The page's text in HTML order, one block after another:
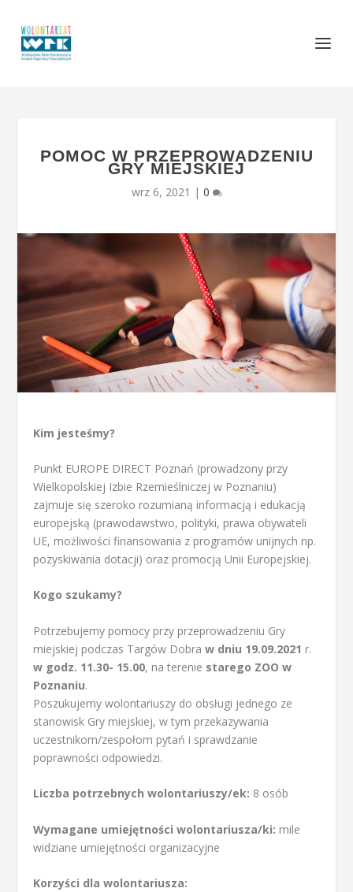
POMOC W PRZEPROWADZENIU
GRY MIEJSKIEJ
wrz 6, 2021 | 0
Kim jesteśmy?
Punkt EUROPE DIRECT Poznań (prowadzony przy
Wielkopolskiej Izbie Rzemieślniczej w Poznaniu)
zajmuje się szeroko rozumianą informacją i edukacją
europejską (prawodawstwo, polityki, prawa obywateli
UE, możliwości finansowania z programów unijnych np.
pozyskiwania dotacji) oraz promocją Unii Europejskiej.
Kogo szukamy?
Potrzebujemy pomocy przy przeprowadzeniu Gry
miejskiej podczas Targów Dobraw dniu 19.09.2021 r.
w godz. 11.30- 15.00, na terenie starego ZOO w
Poznaniu.
Poszukujemy wolontariuszy do obsługi jednego ze
stanowisk Gry miejskiej, w tym przekazywania
uczestnikom/zespołom pytań i sprawdzanie
poprawności odpowiedzi.
Liczba potrzebnych wolontariuszy/ek: 8 osób
Wymagane umiejętności wolontariusza/ki: mile
widziane umiejętności organizacyjne
Korzyści dla wolontariusza: